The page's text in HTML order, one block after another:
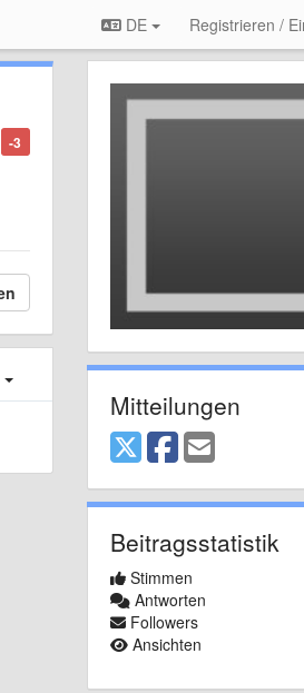
DE Registrieren /
-3
Mitteilungen
Beitragsstatistik
Stimmen
Antworten
Followers
Ansichten